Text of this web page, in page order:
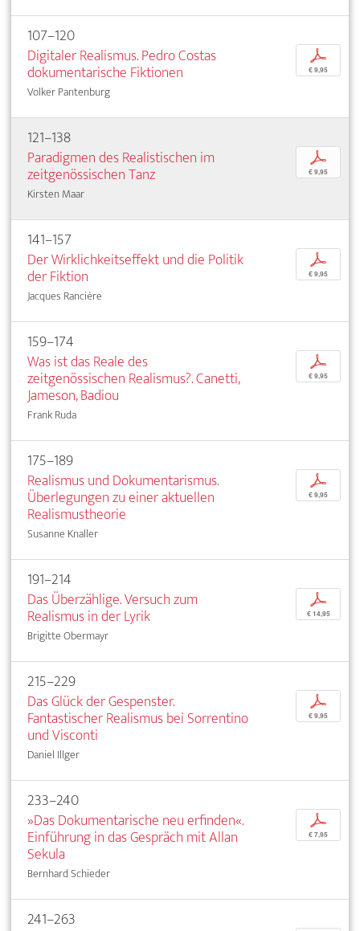
107–120
Digitaler Realismus. Pedro Costas
dokumentarische Fiktionen
Volker Pantenburg
p
€ 9,95
121–138
Paradigmen des Realistischen im
zeitgenössischen Tanz
Kirsten Maar
p
€ 9,95
141–157
Der Wirklichkeitseffekt und die Politik
der Fiktion
Jacques Rancière
p
€ 9,95
159–174
Was ist das Reale des
zeitgenössischen Realismus?. Canetti,
Jameson, Badiou
Frank Ruda
p
€ 9,95
175–189
Realismus und Dokumentarismus.
Überlegungen zu einer aktuellen
Realismustheorie
Susanne Knaller
p
€ 9,95
191–214
Das Überzählige. Versuch zum
Realismus in der Lyrik
Brigitte Obermayr
p
€ 14,95
215–229
Das Glück der Gespenster.
Fantastischer Realismus bei Sorrentino
und Visconti
Daniel Illger
p
€ 9,95
233–240
»Das Dokumentarische neu erfinden«.
Einführung in das Gespräch mit Allan
Sekula
Bernhard Schieder
p
€ 7,95
241–263